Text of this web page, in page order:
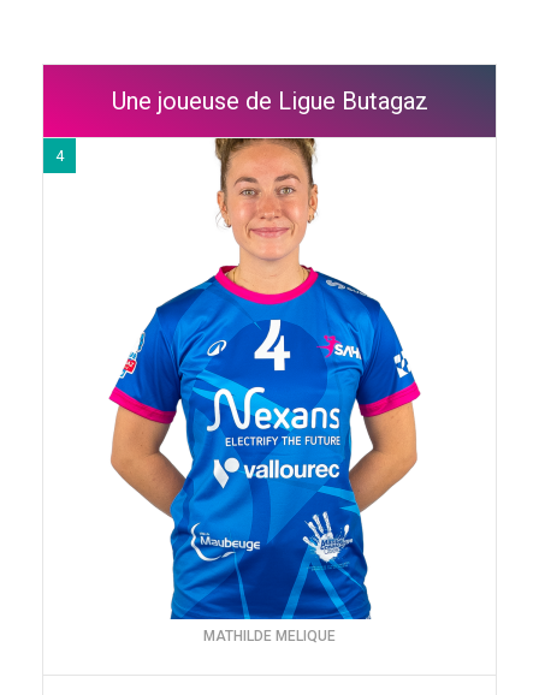
Une joueuse de Ligue Butagaz
4
MATHILDE MELIQUE